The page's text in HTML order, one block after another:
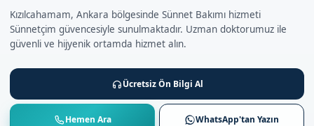
Kızılcahamam, Ankara bölgesinde Sünnet Bakımı hizmeti
Sünnetçim güvencesiyle sunulmaktadır. Uzman doktorumuz ile
güvenli ve hijyenik ortamda hizmet alın.
Ücretsiz Ön Bilgi Al
Hemen Ara WhatsApp'tan Yazın